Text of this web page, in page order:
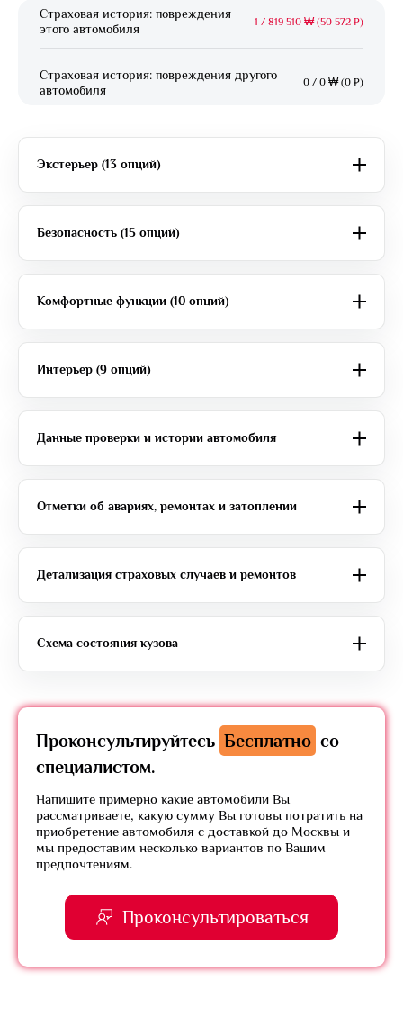
Страховая история: повреждения
этого автомобиля
1 / 819 510 ₩ (50 572 ₽)
Страховая история: повреждения другого
автомобиля
0 / 0 ₩ (0 ₽)
Экстерьер (13 опций)
Безопасность (15 опций)
Комфортные функции (10 опций)
Интерьер (9 опций)
Данные проверки и истории автомобиля
Отметки об авариях, ремонтах и затоплении
Детализация страховых случаев и ремонтов
Схема состояния кузова
Проконсультируйтесь Бесплатно со
специалистом.
Напишите примерно какие автомобили Вы
рассматриваете, какую сумму Вы готовы потратить на
приобретение автомобиля с доставкой до Москвы и
мы предоставим несколько вариантов по Вашим
предпочтениям.
Проконсультироваться